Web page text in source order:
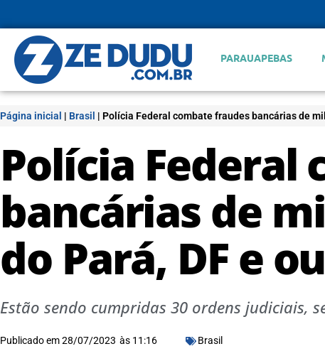
PARAUAPEBAS
Página inicial | Brasil | Polícia Federal combate fraudes bancárias de
Polícia Federal
bancárias de
do Pará, DF e
Estão sendo cumpridas 30 ordens judiciais,
Publicado em28/07/2023 às 11:16 Brasil